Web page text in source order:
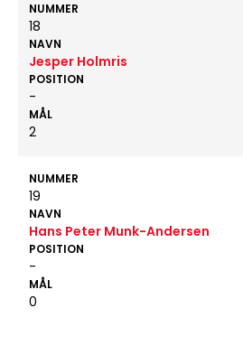
NUMMER
18
NAVN
Jesper Holmris
POSITION
-
MÅL
2
NUMMER
19
NAVN
Hans Peter Munk-Andersen
POSITION
-
MÅL
0